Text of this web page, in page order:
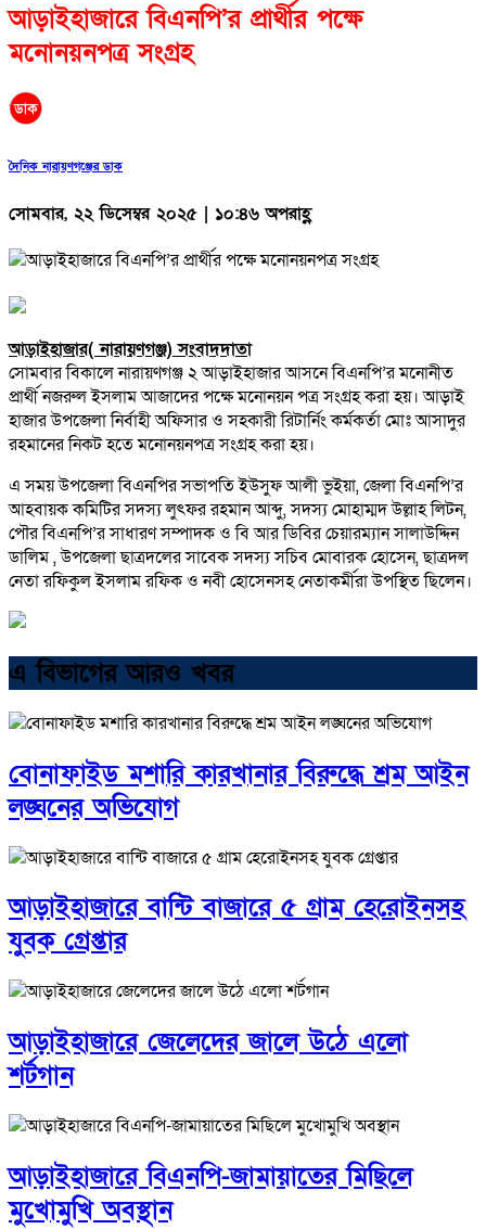
আড়াইহাজারে বিএনপি’র প্রার্থীর পক্ষে
মনোনয়নপত্র সংগ্রহ
দৈনিক নারায়ণগঞ্জের ডাক
সোমবার, ২২ ডিসেম্বর ২০২৫ | ১০:৪৬ অপরাহ্ণ
আড়াইহাজার( নারায়ণগঞ্জ) সংবাদদাতা
সোমবার বিকালে নারায়ণগঞ্জ ২ আড়াইহাজার আসনে বিএনপি’র মনোনীত
প্রার্থী নজরুল ইসলাম আজাদের পক্ষে মনোনয়ন পত্র সংগ্রহ করা হয়। আড়াই
হাজার উপজেলা নির্বাহী অফিসার ও সহকারী রিটার্নিং কর্মকর্তা মোঃ আসাদুর
রহমানের নিকট হতে মনোনয়নপত্র সংগ্রহ করা হয়।
এ সময় উপজেলা বিএনপির সভাপতি ইউসুফ আলী ভুইয়া, জেলা বিএনপি’র
আহবায়ক কমিটির সদস্য লুৎফর রহমান আব্দু, সদস্য মােহাম্মদ উল্লাহ লিটন,
পৌর বিএনপি’র সাধারণ সম্পাদক ও বি আর ডিবির চেয়ারম্যান সালাউদ্দিন
ডালিম , উপজেলা ছাত্রদলের সাবেক সদস্য সচিব মোবারক হোসেন, ছাত্রদল
নেতা রফিকুল ইসলাম রফিক ও নবী হোসেনসহ নেতাকর্মীরা উপস্থিত ছিলেন।
এ বিভাগের আরও খবর
বোনাফাইড মশারি কারখানার বিরুদ্ধে শ্রম আইন
লঙ্ঘনের অভিযোগ
আড়াইহাজারে বান্টি বাজারে ৫ গ্রাম হেরোইনসহ
যুবক গ্রেপ্তার
আড়াইহাজারে জেলেদের জালে উঠে এলো
শর্টগান
আড়াইহাজারে বিএনপি-জামায়াতের মিছিলে
মুখোমুখি অবস্থান